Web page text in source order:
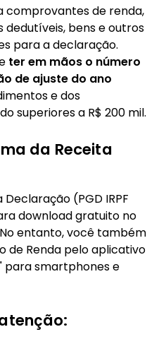
comprovantes de renda,
dedutíveis, bens e outros
para a declaração.
ter em mãos o número
de ajuste do ano
e dos
superiores a R$ 200 mil.
da Receita
(PGD IRPF
download gratuito no
entanto, você também
de Renda pelo aplicativo
para smartphones e